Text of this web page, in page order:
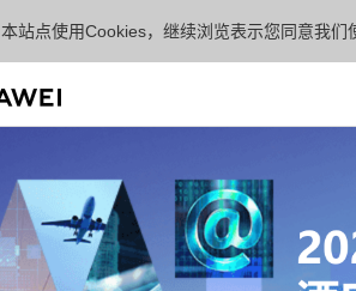
本站点使用Cookies，继续浏览表示您同意我们